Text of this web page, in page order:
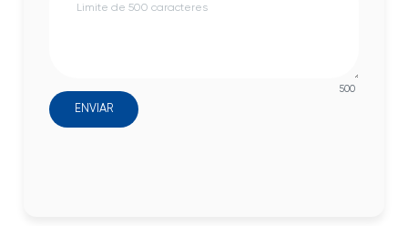
500
ENVIAR